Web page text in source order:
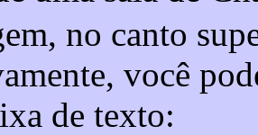
no canto
você
de texto: